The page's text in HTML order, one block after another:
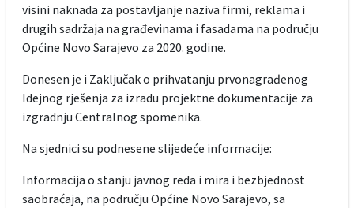
visini naknada za postavljanje naziva firmi, reklama i
drugih sadržaja na građevinama i fasadama na području
Općine Novo Sarajevo za 2020. godine.
Donesen je i Zaključak o prihvatanju prvonagrađenog
Idejnog rješenja za izradu projektne dokumentacije za
izgradnju Centralnog spomenika.
Na sjednici su podnesene slijedeće informacije:
Informacija o stanju javnog reda i mira i bezbjednost
saobraćaja, na području Općine Novo Sarajevo, sa